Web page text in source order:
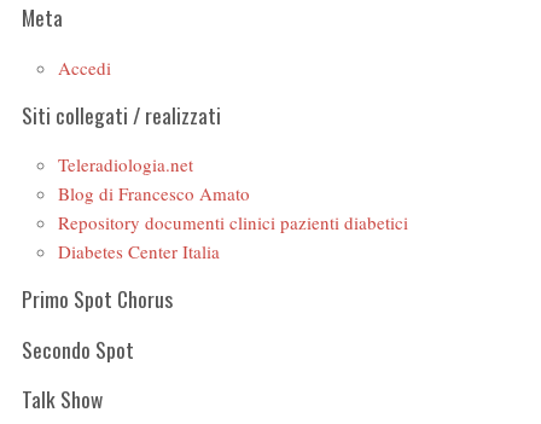
Meta
Accedi
Siti collegati / realizzati
Teleradiologia.net
Blog di Francesco Amato
Repository documenti clinici pazienti diabetici
Diabetes Center Italia
Primo Spot Chorus
Secondo Spot
Talk Show